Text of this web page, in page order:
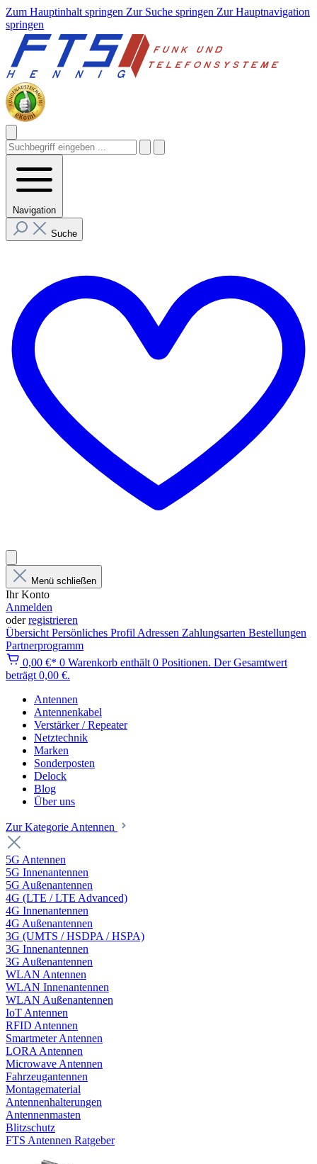
Zum Hauptinhalt springen Zur Suche springen Zur Hauptnavigation
springen
Navigation
Suche
Menü schließen
Ihr Konto
Anmelden
oderregistrieren
Übersicht Persönliches Profil Adressen Zahlungsarten Bestellungen
Partnerprogramm
0,00 €* 0 Warenkorb enthält 0 Positionen. Der Gesamtwert
beträgt 0,00 €.
Antennen
Antennenkabel
Verstärker / Repeater
Netztechnik
Marken
Sonderposten
Delock
Blog
Über uns
Zur Kategorie Antennen
5G Antennen
5G Innenantennen
5G Außenantennen
4G (LTE / LTE Advanced)
4G Innenantennen
4G Außenantennen
3G (UMTS / HSDPA / HSPA)
3G Innenantennen
3G Außenantennen
WLAN Antennen
WLAN Innenantennen
WLAN Außenantennen
IoT Antennen
RFID Antennen
Smartmeter Antennen
LORA Antennen
Microwave Antennen
Fahrzeugantennen
Montagematerial
Antennenhalterungen
Antennenmasten
Blitzschutz
FTS Antennen Ratgeber